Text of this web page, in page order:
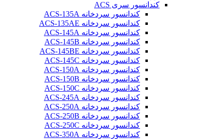
کندانسور سری ACS
کندانسور سردخانه ACS-135A
کندانسور سردخانه ACS-135AE
کندانسور سردخانه ACS-145A
کندانسور سردخانه ACS-145B
کندانسور سردخانه ACS-145BE
کندانسور سردخانه ACS-145C
کندانسور سردخانه ACS-150A
کندانسور سردخانه ACS-150B
کندانسور سردخانه ACS-150C
کندانسور سردخانه ACS-245A
کندانسور سردخانه ACS-250A
کندانسور سردخانه ACS-250B
کندانسور سردخانه ACS-250C
کندانسور سردخانه ACS-350A